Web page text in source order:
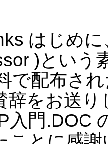
はじめ
)という
で配布さ
辞をお送
入門.DOC